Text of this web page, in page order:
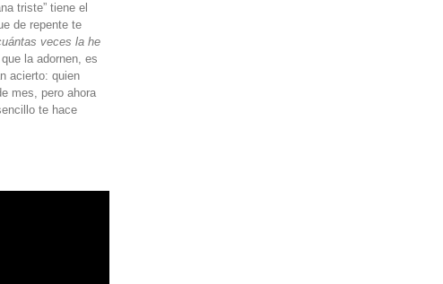
triste” tiene el
de repente te
veces la he
la adornen, es
acierto: quien
mes, pero ahora
te hace